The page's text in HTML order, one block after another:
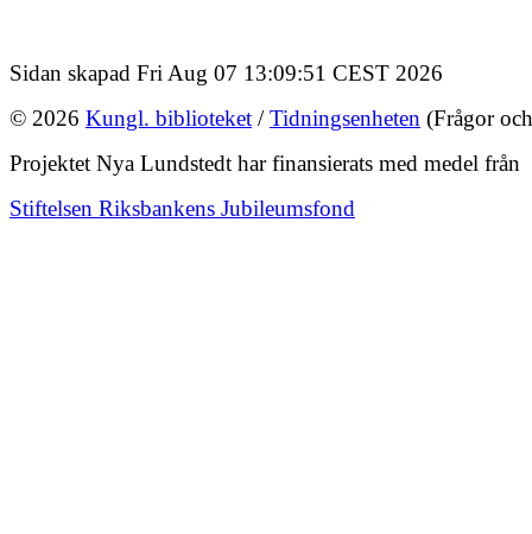
Sidan skapad Fri Aug 07 13:09:51 CEST 2026
© 2026 Kungl. biblioteket /Tidningsenheten (Frågor
Projektet Nya Lundstedt har finansierats med medel från
Stiftelsen Riksbankens Jubileumsfond